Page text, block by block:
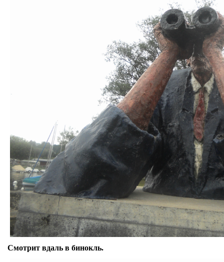
Смотрит вдаль в бинокль.